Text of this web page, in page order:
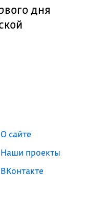
дня
О сайте
Наши проекты
ВКонтакте